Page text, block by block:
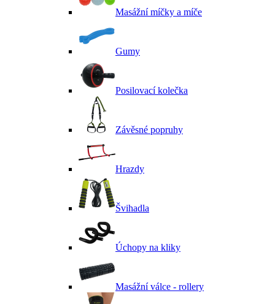
Masážní míčky a míče
Gumy
Posilovací kolečka
Závěsné popruhy
Hrazdy
Švihadla
Úchopy na kliky
Masážní válce - rollery